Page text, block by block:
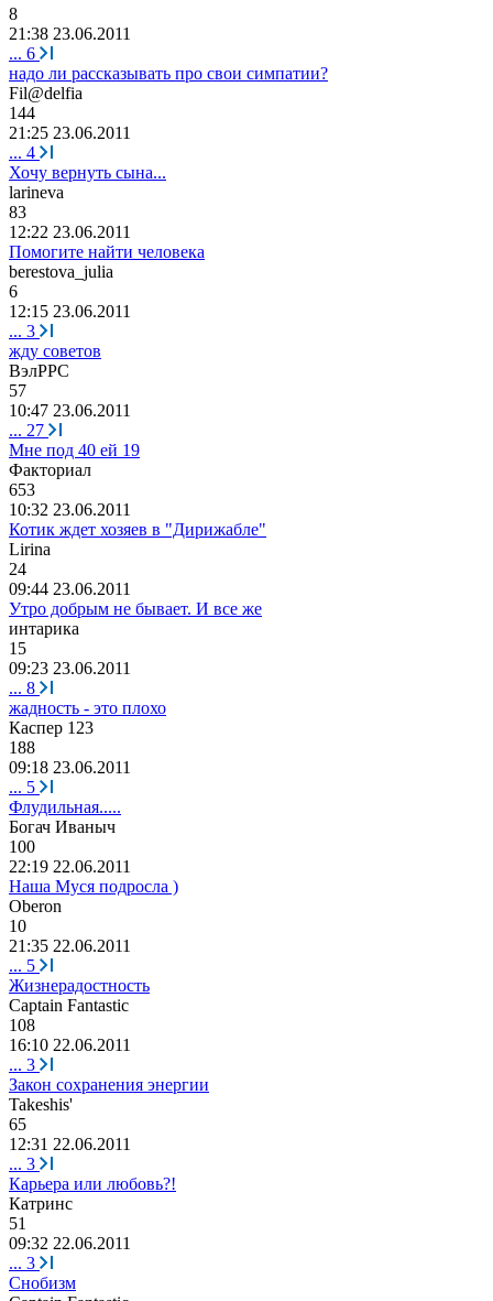
8
21:38 23.06.2011
... 6
надо ли рассказывать про свои симпатии?
Fil@delfia
144
21:25 23.06.2011
... 4
Хочу вернуть сына...
larineva
83
12:22 23.06.2011
Помогите найти человека
berestova_julia
6
12:15 23.06.2011
... 3
жду советов
ВэлРРС
57
10:47 23.06.2011
... 27
Мне под 40 ей 19
Факториал
653
10:32 23.06.2011
Котик ждет хозяев в "Дирижабле"
Lirina
24
09:44 23.06.2011
Утро добрым не бывает. И все же
интарика
15
09:23 23.06.2011
... 8
жадность - это плохо
Каспер 123
188
09:18 23.06.2011
... 5
Флудильная.....
Богач Иваныч
100
22:19 22.06.2011
Наша Муся подросла )
Oberon
10
21:35 22.06.2011
... 5
Жизнерадостность
Captain Fantastic
108
16:10 22.06.2011
... 3
Закон сохранения энергии
Takeshis'
65
12:31 22.06.2011
... 3
Карьера или любовь?!
Катринс
51
09:32 22.06.2011
... 3
Снобизм